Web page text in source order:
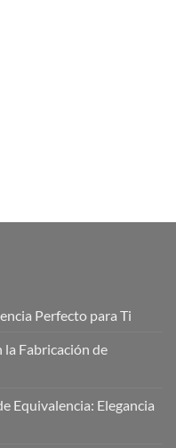
Perfecto para Ti
la Fabricación de
Equivalencia: Elegancia